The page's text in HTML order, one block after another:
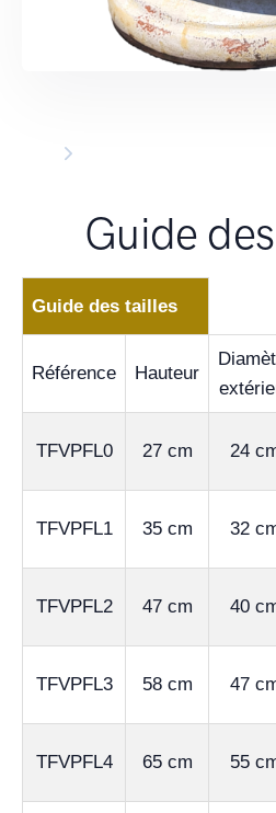
Guide
Guide des tailles
Référence Hauteur
TFVPFL0 27 cm 24
TFVPFL1 35 cm 32
TFVPFL2 47 cm 40
TFVPFL3 58 cm 47
TFVPFL4 65 cm 55